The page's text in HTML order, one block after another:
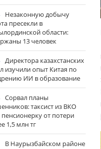
Незаконную добычу
пресекли в
области:
13 человек
Директора казахстанских
изучили опыт Китая по
ИИ в образование
Сорвал планы
таксист из ВКО
пенсионерку от потери
1,5 млн тг
В Наурызбайском районе